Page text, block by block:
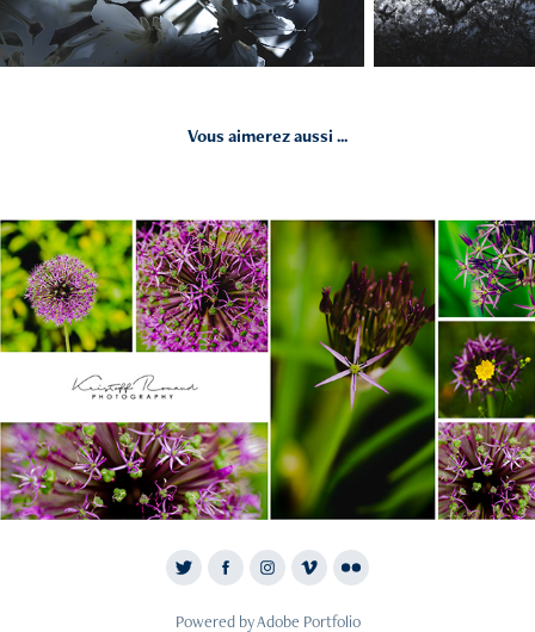
Vous aimerez aussi ...
2019
Powered byAdobe Portfolio